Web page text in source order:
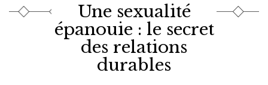
Une sexualité
épanouie : le secret
des relations
durables